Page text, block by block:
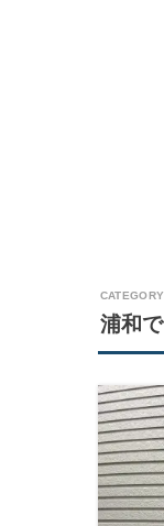
浦和